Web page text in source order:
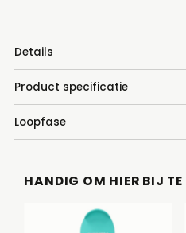
Details
Product specificatie
Loopfase
HANDIG OM HIER BIJ TE